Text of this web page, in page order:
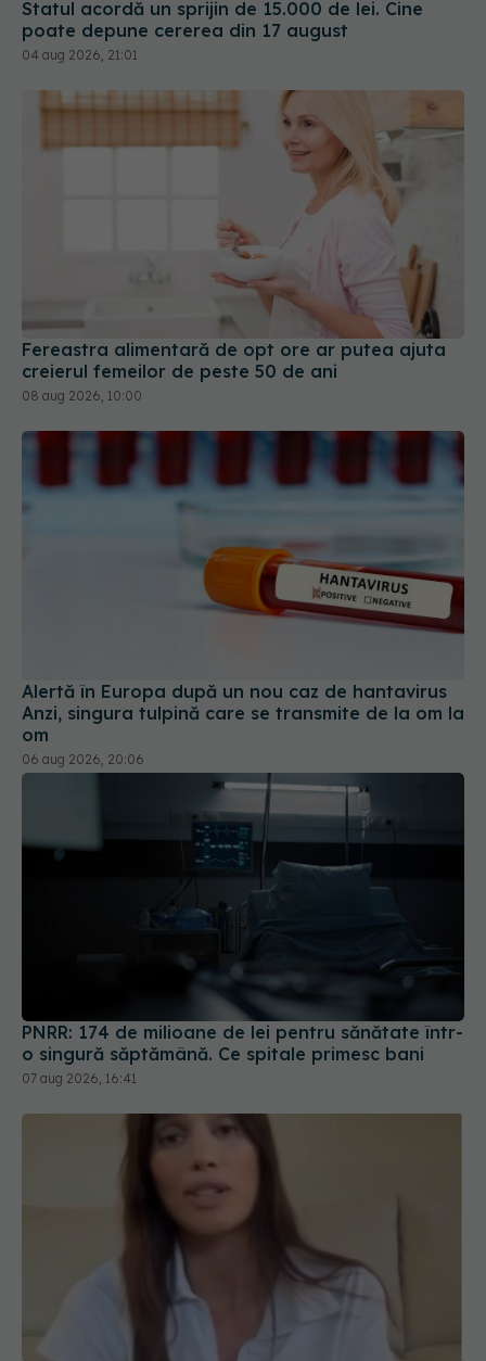
Statul acordă un sprijin de 15.000 de lei. Cine
poate depune cererea din 17 august
04 aug 2026, 21:01
Fereastra alimentară de opt ore ar putea ajuta
creierul femeilor de peste 50 de ani
08 aug 2026, 10:00
Alertă în Europa după un nou caz de hantavirus
Anzi, singura tulpină care se transmite de la om la
om
06 aug 2026, 20:06
PNRR: 174 de milioane de lei pentru sănătate într-
o singură săptămână. Ce spitale primesc bani
07 aug 2026, 16:41